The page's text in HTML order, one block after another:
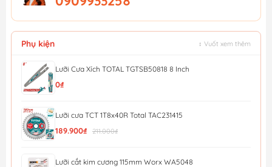
Phụ kiện ↕ Vuốt xem thêm
Lưỡi Cưa Xích TOTAL TGTSB50818 8 Inch
0₫
Lưỡi cưa TCT 1T8x40R Total TAC231415
189.900₫ 211.000₫
Lưỡi cắt kim cương 115mm Worx WA5048